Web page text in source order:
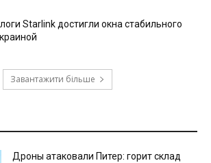
Starlink достигли окна стабильного
Завантажити більше
Дроны атаковали Питер: горит склад